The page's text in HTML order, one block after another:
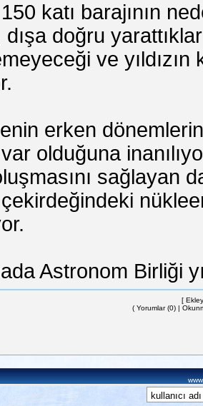
katı barajının
dışa doğru
ve
erken
var olduğuna
sağlayan
çekirdeğindeki
Astronom Birliği
[
( Yorumlar (0) |